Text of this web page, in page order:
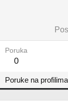
Poruka
0
Poruke na profilima